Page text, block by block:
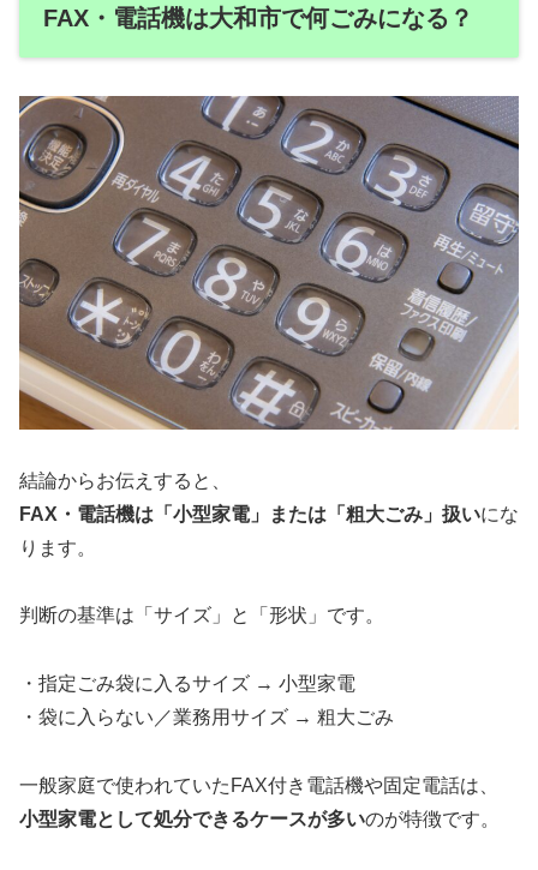
FAX・電話機は大和市で何ごみになる？
結論からお伝えすると、
FAX・電話機は「小型家電」または「粗大ごみ」扱いにな
ります。
判断の基準は「サイズ」と「形状」です。
・指定ごみ袋に入るサイズ → 小型家電
・袋に入らない／業務用サイズ → 粗大ごみ
一般家庭で使われていたFAX付き電話機や固定電話は、
小型家電として処分できるケースが多いのが特徴です。